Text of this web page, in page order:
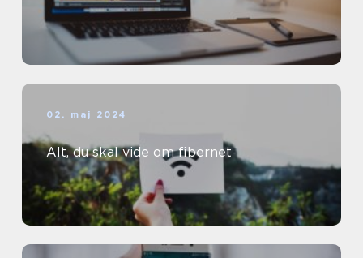
02. maj 2024
Alt, du skal vide om fibernet